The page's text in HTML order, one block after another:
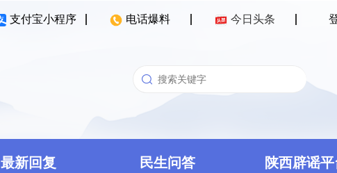
支付宝小程序 电话爆料 今日头条
最新回复 民生问答 陕西辟谣